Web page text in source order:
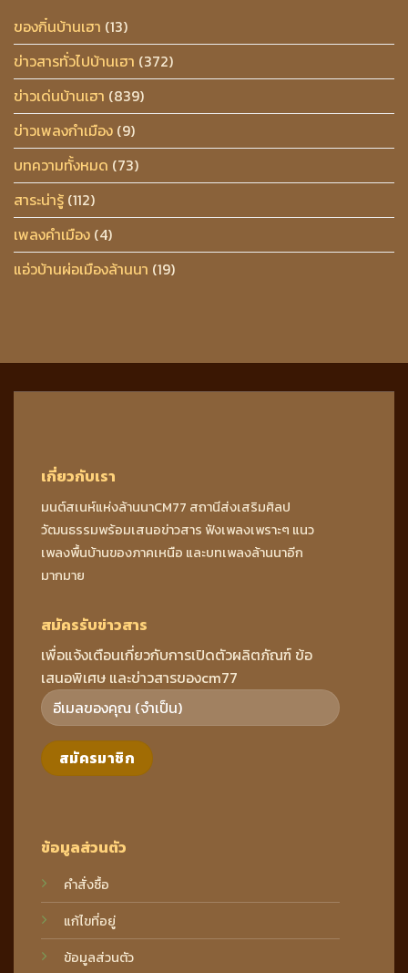
ของกิ๋นบ้านเฮา (13)
ข่าวสารทั่วไปบ้านเฮา (372)
ข่าวเด่นบ้านเฮา (839)
ข่าวเพลงกำเมือง (9)
บทความทั้งหมด (73)
สาระน่ารู้ (112)
เพลงคำเมือง (4)
แอ่วบ้านผ่อเมืองล้านนา (19)
เกี่ยวกับเรา
มนต์สเนห์แห่งล้านนาCM77 สถานีส่งเสริมศิลป
วัฒนธรรมพร้อมเสนอข่าวสาร ฟังเพลงเพราะๆ แนว
เพลงพื้นบ้านของภาคเหนือ และบทเพลงล้านนาอีก
มากมาย
ข้อมูลส่วนตัว
คำสั่งซื้อ
แก้ไขที่อยู่
ข้อมูลส่วนตัว
สมัครรับข่าวสาร
เพื่อแจ้งเตือนเกี่ยวกับการเปิดตัวผลิตภัณฑ์ ข้อ
เสนอพิเศษ และข่าวสารของcm77